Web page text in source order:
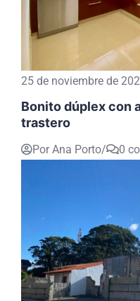
25 de noviembre de
Bonito dúplex con
trastero
Por Ana Porto/ 0